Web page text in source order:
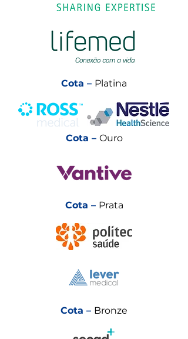
Cota – Platina
Cota – Ouro
Cota – Prata
Cota – Bronze